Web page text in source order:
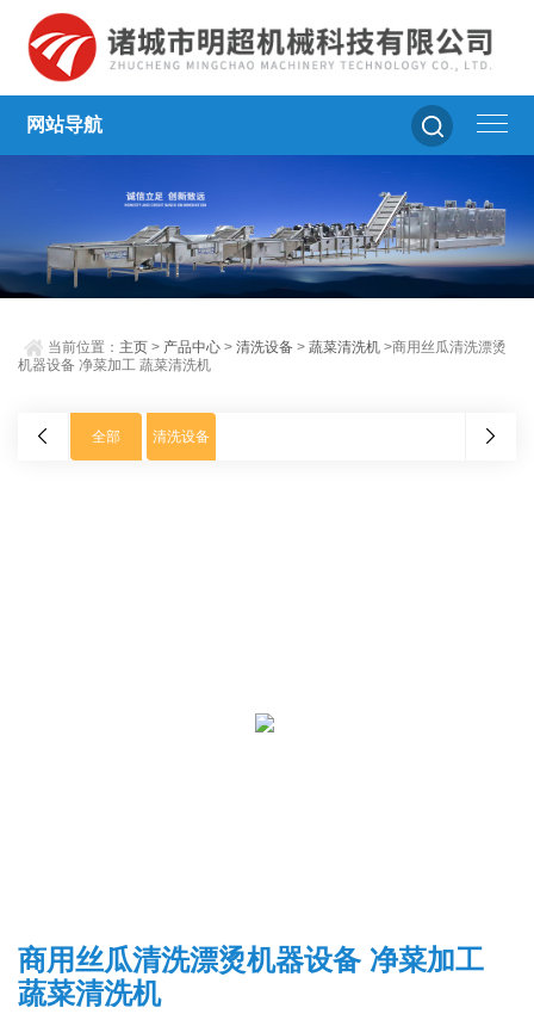
网站导航
当前位置： 主页 > 产品中心 >清洗设备 >蔬菜清洗机 >商用丝瓜清洗漂烫
机器设备 净菜加工 蔬菜清洗机
全部 清洗设备
商用丝瓜清洗漂烫机器设备 净菜加工
蔬菜清洗机